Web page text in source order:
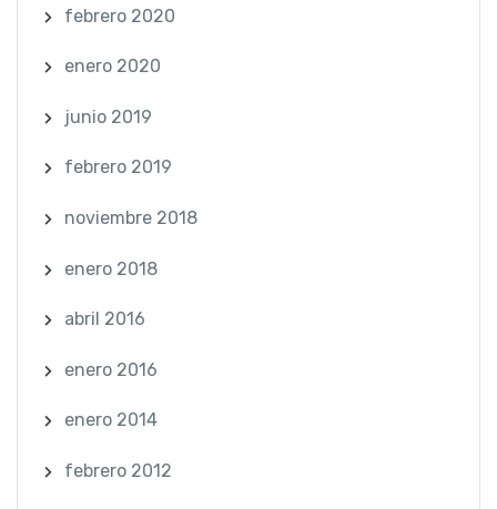
febrero 2020
enero 2020
junio 2019
febrero 2019
noviembre 2018
enero 2018
abril 2016
enero 2016
enero 2014
febrero 2012